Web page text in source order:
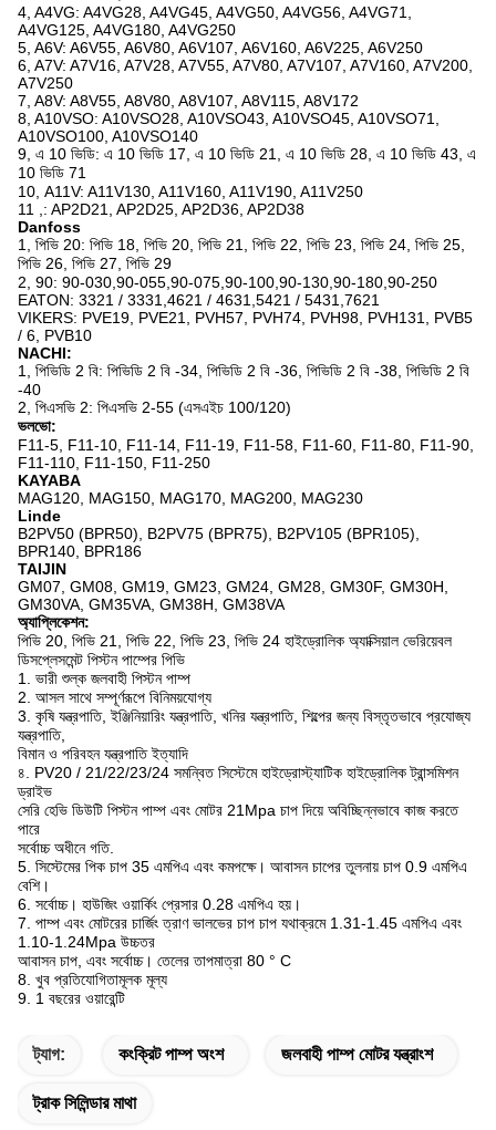
4, A4VG: A4VG28, A4VG45, A4VG50, A4VG56, A4VG71,
A4VG125, A4VG180, A4VG250
5, A6V: A6V55, A6V80, A6V107, A6V160, A6V225, A6V250
6, A7V: A7V16, A7V28, A7V55, A7V80, A7V107, A7V160, A7V200,
A7V250
7, A8V: A8V55, A8V80, A8V107, A8V115, A8V172
8, A10VSO: A10VSO28, A10VSO43, A10VSO45, A10VSO71,
A10VSO100, A10VSO140
9, এ 10 ভিডি: এ 10 ভিডি 17, এ 10 ভিডি 21, এ 10 ভিডি 28, এ 10 ভিডি 43, এ
10 ভিডি 71
10, A11V: A11V130, A11V160, A11V190, A11V250
11 ,: AP2D21, AP2D25, AP2D36, AP2D38
Danfoss
1, পিভি 20: পিভি 18, পিভি 20, পিভি 21, পিভি 22, পিভি 23, পিভি 24, পিভি 25,
পিভি 26, পিভি 27, পিভি 29
2, 90: 90-030,90-055,90-075,90-100,90-130,90-180,90-250
EATON: 3321 / 3331,4621 / 4631,5421 / 5431,7621
VIKERS: PVE19, PVE21, PVH57, PVH74, PVH98, PVH131, PVB5
/ 6, PVB10
NACHI:
1, পিভিডি 2 বি: পিভিডি 2 বি -34, পিভিডি 2 বি -36, পিভিডি 2 বি -38, পিভিডি 2 বি
-40
2, পিএসভি 2: পিএসভি 2-55 (এসএইচ 100/120)
ভলভো:
F11-5, F11-10, F11-14, F11-19, F11-58, F11-60, F11-80, F11-90,
F11-110, F11-150, F11-250
KAYABA
MAG120, MAG150, MAG170, MAG200, MAG230
Linde
B2PV50 (BPR50), B2PV75 (BPR75), B2PV105 (BPR105),
BPR140, BPR186
TAIJIN
GM07, GM08, GM19, GM23, GM24, GM28, GM30F, GM30H,
GM30VA, GM35VA, GM38H, GM38VA
অ্যাপ্লিকেশন:
পিভি 20, পিভি 21, পিভি 22, পিভি 23, পিভি 24 হাইড্রোলিক অ্যাক্সিয়াল ভেরিয়েবল
ডিসপ্লেসমেন্ট পিস্টন পাম্পের পিভি
1. ভারী শুল্ক জলবাহী পিস্টন পাম্প
2. আসল সাথে সম্পূর্ণরূপে বিনিময়যোগ্য
3. কৃষি যন্ত্রপাতি, ইঞ্জিনিয়ারিং যন্ত্রপাতি, খনির যন্ত্রপাতি, শিল্পের জন্য বিস্তৃতভাবে প্রযোজ্য
যন্ত্রপাতি,
বিমান ও পরিবহন যন্ত্রপাতি ইত্যাদি
৪. PV20 / 21/22/23/24 সমন্বিত সিস্টেমে হাইড্রোস্ট্যাটিক হাইড্রোলিক ট্রান্সমিশন
ড্রাইভ
সেরি হেভি ডিউটি ​​পিস্টন পাম্প এবং মোটর 21Mpa চাপ দিয়ে অবিচ্ছিন্নভাবে কাজ করতে
পারে
সর্বোচ্চ অধীনে গতি.
5. সিস্টেমের পিক চাপ 35 এমপিএ এবং কমপক্ষে। আবাসন চাপের তুলনায় চাপ 0.9 এমপিএ
বেশি।
6. সর্বোচ্চ। হাউজিং ওয়ার্কিং প্রেসার 0.28 এমপিএ হয়।
7. পাম্প এবং মোটরের চার্জিং ত্রাণ ভালভের চাপ চাপ যথাক্রমে 1.31-1.45 এমপিএ এবং
1.10-1.24Mpa উচ্চতর
আবাসন চাপ, এবং সর্বোচ্চ। তেলের তাপমাত্রা 80 ° C
8. খুব প্রতিযোগিতামূলক মূল্য
9. 1 বছরের ওয়ারেন্টি
ট্যাগ: কংক্রিট পাম্প অংশ জলবাহী পাম্প মোটর যন্ত্রাংশ
ট্রাক সিলিন্ডার মাথা